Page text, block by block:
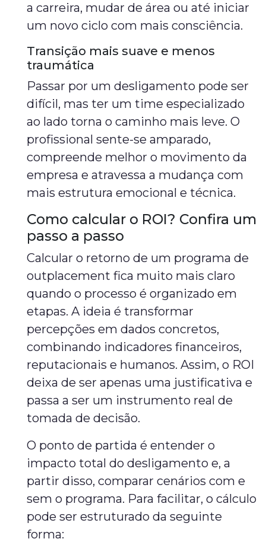
a carreira, mudar de área ou até iniciar
um novo ciclo com mais consciência.
Transição mais suave e menos
traumática
Passar por um desligamento pode ser
difícil, mas ter um time especializado
ao lado torna o caminho mais leve. O
profissional sente-se amparado,
compreende melhor o movimento da
empresa e atravessa a mudança com
mais estrutura emocional e técnica.
Como calcular o ROI? Confira um
passo a passo
Calcular o retorno de um programa de
outplacement fica muito mais claro
quando o processo é organizado em
etapas. A ideia é transformar
percepções em dados concretos,
combinando indicadores financeiros,
reputacionais e humanos. Assim, o ROI
deixa de ser apenas uma justificativa e
passa a ser um instrumento real de
tomada de decisão.
O ponto de partida é entender o
impacto total do desligamento e, a
partir disso, comparar cenários com e
sem o programa. Para facilitar, o cálculo
pode ser estruturado da seguinte
forma: